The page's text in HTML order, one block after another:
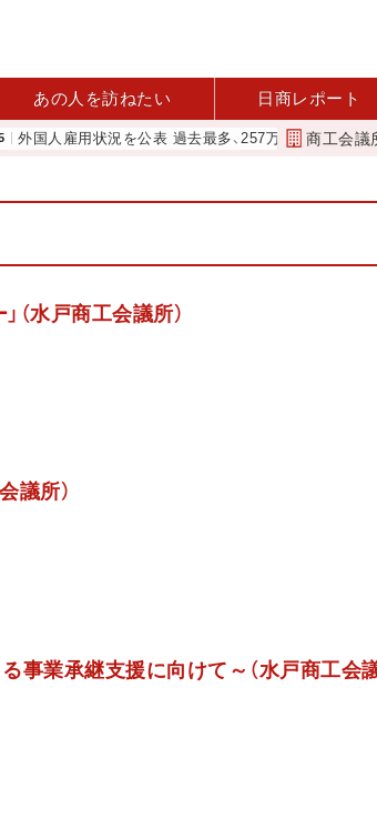
あの人を訪ねたい 日商レポート
状況を公表 過去最多、257万人に 厚労省 [今月
商工会議
（水戸商工会議所）
議所）
業承継支援に向けて～（水戸商工会議